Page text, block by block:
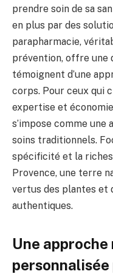
prendre soin de sa
en plus par des
parapharmacie,
prévention, offre une
témoignent d’une
corps. Pour ceux qui
expertise et
s’impose comme
soins traditionnels.
spécificité et la
Provence, une terre
vertus des plantes et
authentiques.
Une